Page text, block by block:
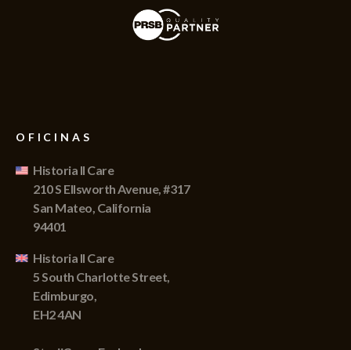
OFICINAS
Historia II Care
210 S Ellsworth Avenue, #317
San Mateo, California
94401
Historia II Care
5 South Charlotte Street,
Edimburgo,
EH2 4AN